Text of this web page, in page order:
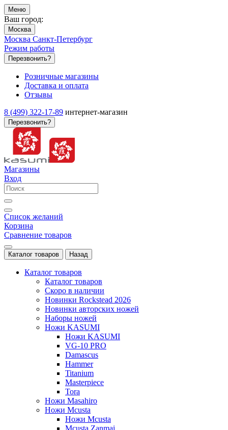
Меню
Ваш город:
Москва
Москва Санкт-Петербург
Режим работы
Перезвонить?
Розничные магазины
Доставка и оплата
Отзывы
8 (499) 322-17-89 интернет-магазин
Перезвонить?
Магазины
Вход
Список желаний
Корзина
Сравнение товаров
Каталог товаров Назад
Каталог товаров
Каталог товаров
Скоро в наличии
Новинки Rockstead 2026
Новинки авторских ножей
Наборы ножей
Ножи KASUMI
Ножи KASUMI
VG-10 PRO
Damascus
Hammer
Titanium
Masterpiece
Tora
Ножи Masahiro
Ножи Mcusta
Ножи Mcusta
Mcusta Zanmai